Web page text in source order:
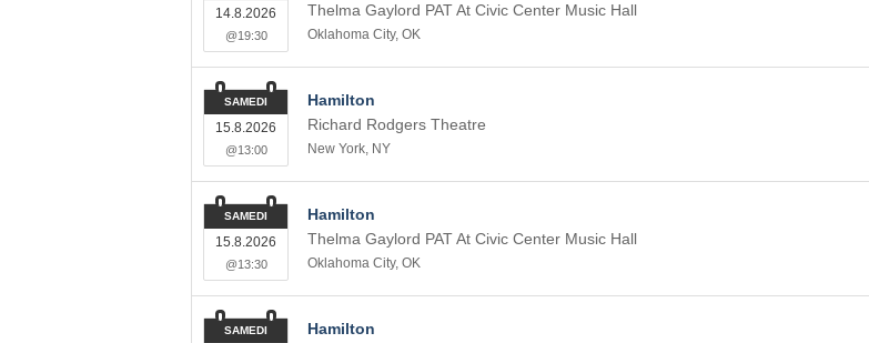
Thelma Gaylord PAT At Civic Center Music Hall
Oklahoma City, OK
14.8.2026
@19:30
Hamilton
Richard Rodgers Theatre
New York, NY
SAMEDI
15.8.2026
@13:00
Hamilton
Thelma Gaylord PAT At Civic Center Music Hall
Oklahoma City, OK
SAMEDI
15.8.2026
@13:30
Hamilton
SAMEDI